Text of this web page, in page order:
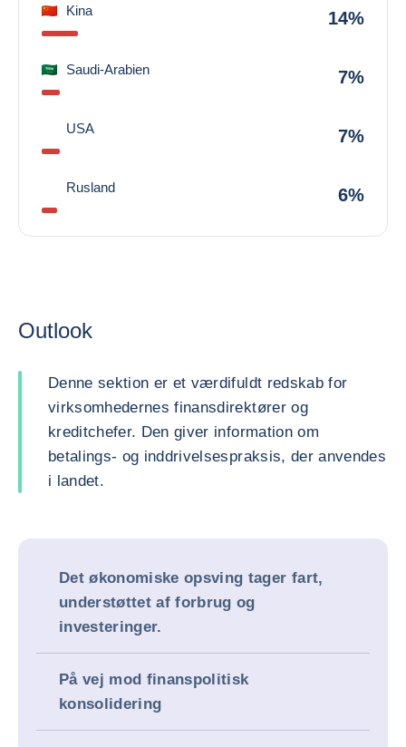
Kina 14%
Saudi-Arabien 7%
USA 7%
Rusland 6%
Outlook
Denne sektion er et værdifuldt redskab for
virksomhedernes finansdirektører og
kreditchefer. Den giver information om
betalings- og inddrivelsespraksis, der anvendes
i landet.
Det økonomiske opsving tager fart,
understøttet af forbrug og
investeringer.
På vej mod finanspolitisk
konsolidering